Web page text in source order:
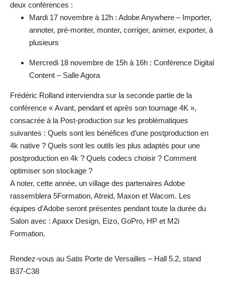
deux conférences :
Mardi 17 novembre à 12h : Adobe Anywhere – Importer,
annoter, pré-monter, monter, corriger, animer, exporter, à
plusieurs
Mercredi 18 novembre de 15h à 16h : Conférence Digital
Content – Salle Agora
Frédéric Rolland interviendra sur la seconde partie de la
conférence « Avant, pendant et après son tournage 4K »,
consacrée à la Post-production sur les problématiques
suivantes : Quels sont les bénéfices d’une postproduction en
4k native ? Quels sont les outils les plus adaptés pour une
postproduction en 4k ? Quels codecs choisir ? Comment
optimiser son stockage ?
A noter, cette année, un village des partenaires Adobe
rassemblera 5Formation, Atreid, Maxon et Wacom. Les
équipes d’Adobe seront présentes pendant toute la durée du
Salon avec : Apaxx Design, Eizo, GoPro, HP et M2i
Formation.
Rendez-vous au Satis Porte de Versailles – Hall 5.2, stand
B37-C38